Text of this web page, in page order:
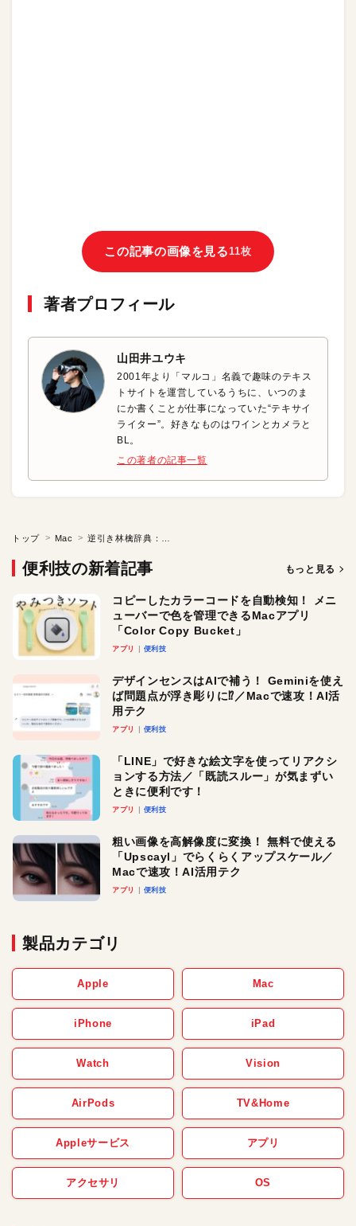
この記事の画像を見る11枚
著者プロフィール
山田井ユウキ
2001年より「マルコ」名義で趣味のテキス
トサイトを運営しているうちに、いつのま
にか書くことが仕事になっていた“テキサイ
ライター”。好きなものはワインとカメラと
BL。
この著者の記事一覧
トップ Mac
便利技の新着記事 もっと見る
コピーしたカラーコードを自動検知！ メニ
ューバーで色を管理できるMacアプリ
「Color Copy Bucket」
アプリ 便利技
デザインセンスはAIで補う！ Geminiを使え
ば問題点が浮き彫りに⁉︎／Macで速攻！AI活
用テク
アプリ 便利技
「LINE」で好きな絵文字を使ってリアクシ
ョンする方法／「既読スルー」が気まずい
ときに便利です！
アプリ 便利技
粗い画像を高解像度に変換！ 無料で使える
「Upscayl」でらくらくアップスケール／
Macで速攻！AI活用テク
アプリ 便利技
製品カテゴリ
Apple Mac
iPhone iPad
Watch Vision
AirPods TV&Home
Appleサービス アプリ
アクセサリ OS